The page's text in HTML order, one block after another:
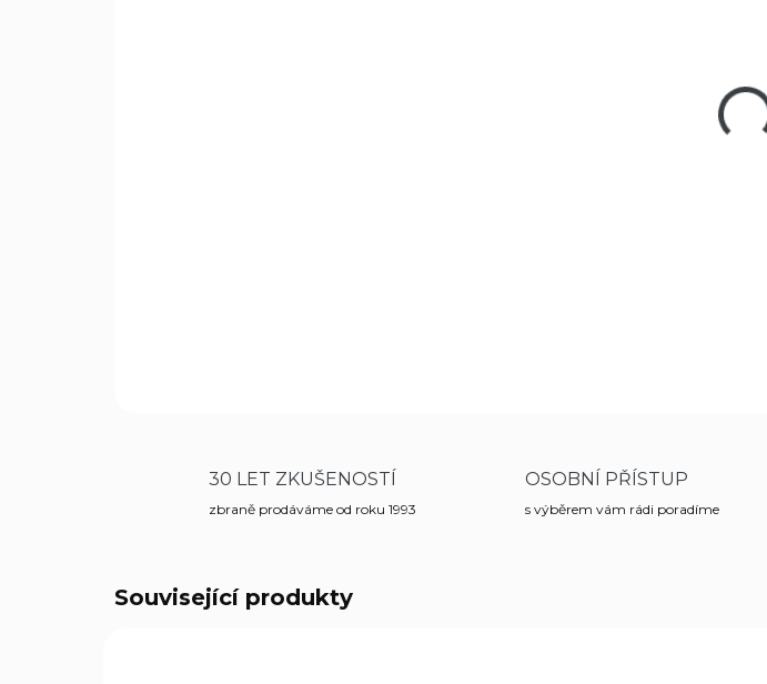
30 LET ZKUŠENOSTÍ
zbraně prodáváme od roku 1993
OSOBNÍ PŘÍSTUP
s výběrem vám rádi poradíme
Související produkty